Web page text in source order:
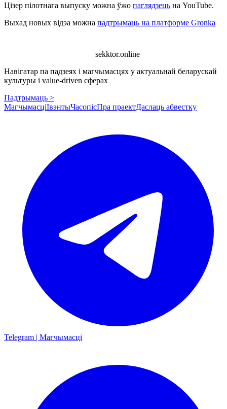
Цізер пілотнага выпуску можна ўжо паглядзець на YouTube.
Выхад новых відэа можна падтрымаць на платформе Gronka
sekktor.online
Навігатар па падзеях і магчымасцях у актуальнай беларускай
культуры і value-driven сферах
Падтрымаць >
МагчымасціІвэнтыЧасопісПра праектДаслаць абвестку
Telegram | Магчымасці